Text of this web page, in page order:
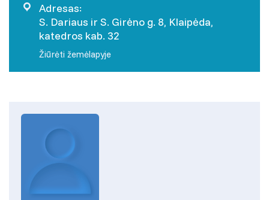
Adresas:
S. Dariaus ir S. Girėno g. 8, Klaipėda,
katedros kab. 32
Žiūrėti žemėlapyje